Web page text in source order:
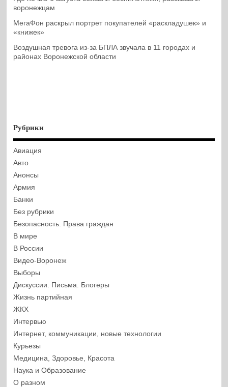
воронежцам
МегаФон раскрыл портрет покупателей «раскладушек» и
«книжек»
Воздушная тревога из-за БПЛА звучала в 11 городах и
районах Воронежской области
Рубрики
Авиация
Авто
Анонсы
Армия
Банки
Без рубрики
Безопасность. Права граждан
В мире
В России
Видео-Воронеж
Выборы
Дискуссии. Письма. Блогеры
Жизнь партийная
ЖКХ
Интервью
Интернет, коммуникации, новые технологии
Курьезы
Медицина, Здоровье, Красота
Наука и Образование
О разном